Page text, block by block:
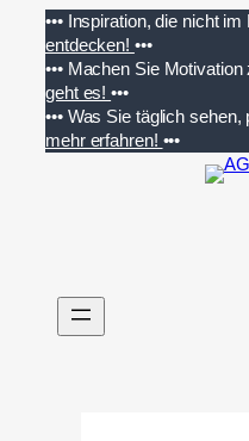
Inhalt
springen
••• Inspiration, die nicht
entdecken! •••
••• Machen Sie Motivation
geht es!•••
••• Was Sie täglich sehen,
mehr erfahren! •••